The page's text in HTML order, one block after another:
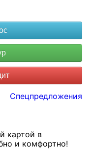
Спецпредложения
картой в
и комфортно!